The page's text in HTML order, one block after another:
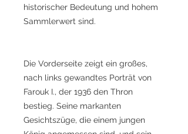
historischer Bedeutung und hohem
Sammlerwert sind.
Die Vorderseite zeigt ein großes,
nach links gewandtes Porträt von
Farouk I., der 1936 den Thron
bestieg. Seine markanten
Gesichtszüge, die einem jungen